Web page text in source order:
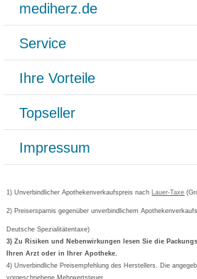
mediherz.de
Glossar
Häufig gestellte Fragen
Datenschutz
AGB
Cookie-Einstellungen
Vertrag widerrufen
Service
Rücksendemöglichkeit
Paketlieferstatus
Versandkosten
Bestellschein ausfüllen
Newsletteranmeldung
Ihre Vorteile
Rezeptlieferung
Bonusprogramm
Gutschein und Rabatte
Kundenbewertung
Topseller
Grippostad
Bepanthen
Formoline
Wick
Eucerin
Impressum
1) Unverbindlicher Apothekenverkaufspreis nach Lauer-Taxe
2) Preisersparnis gegenüber unverbindlichem
Deutsche Spezialitätentaxe)
3) Zu Risiken und Nebenwirkungen lesen Sie die
Ihren Arzt oder in Ihrer Apotheke.
4) Unverbindliche Preisempfehlung des Herstellers. Die